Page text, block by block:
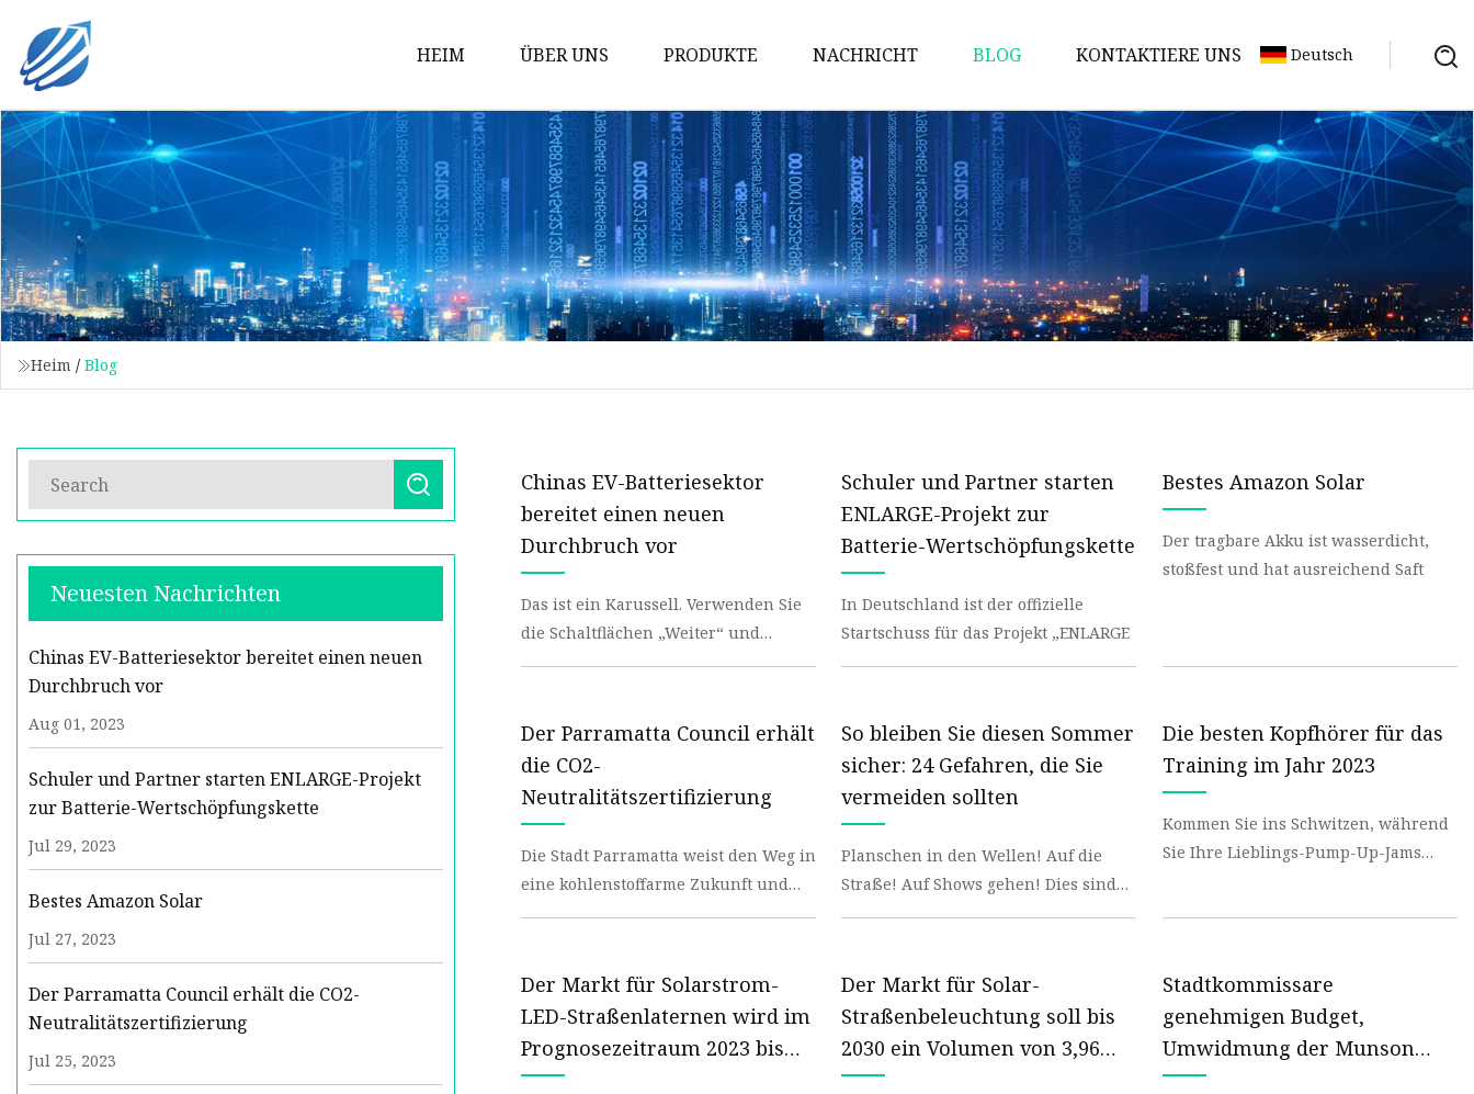
HEIM ÜBER UNS PRODUKTE
Solarenergie-Speicherbatterie
Power-Wandbatterie
Schrankbatterie
Stapelbare Batterie
Ziegelbatterie
Blei-Säure-Ersatz
Tragbares Kraftwerk
Batterie
Prismatische LiFePO4-Zelle
Sonnensystem
NACHRICHT BLOG KONTAKTIERE UNS Deutsch
Heim / Blog
Neuesten Nachrichten
Chinas EV-Batteriesektor bereitet einen neuen
Durchbruch vor
Aug 01, 2023
Schuler und Partner starten ENLARGE-Projekt
zur Batterie-Wertschöpfungskette
Jul 29, 2023
Bestes Amazon Solar
Jul 27, 2023
Der Parramatta Council erhält die CO2-
Neutralitätszertifizierung
Jul 25, 2023
Chinas EV-Batteriesektor
bereitet einen neuen
Durchbruch vor
Das ist ein Karussell. Verwenden Sie
die Schaltflächen „Weiter“ und
Schuler und Partner starten
ENLARGE-Projekt zur
Batterie-Wertschöpfungskette
In Deutschland ist der offizielle
Startschuss für das Projekt „ENLARGE
Bestes Amazon Solar
Der tragbare Akku ist wasserdicht,
stoßfest und hat ausreichend Saft
Der Parramatta Council erhält
die CO2-
Neutralitätszertifizierung
Die Stadt Parramatta weist den Weg in
eine kohlenstoffarme Zukunft und
So bleiben Sie diesen Sommer
sicher: 24 Gefahren, die Sie
vermeiden sollten
Planschen in den Wellen! Auf die
Straße! Auf Shows gehen! Dies sind
Die besten Kopfhörer für das
Training im Jahr 2023
Kommen Sie ins Schwitzen, während
Sie Ihre Lieblings-Pump-Up-Jams
Der Markt für Solarstrom-
LED-Straßenlaternen wird im
Prognosezeitraum 2023 bis
2030 voraussichtlich mit
Der Markt für Solar-
Straßenbeleuchtung soll bis
2030 ein Volumen von 3,96
Milliarden US-Dollar und eine
Stadtkommissare
genehmigen Budget,
Umwidmung der Munson
Avenue und Pride-Resolution